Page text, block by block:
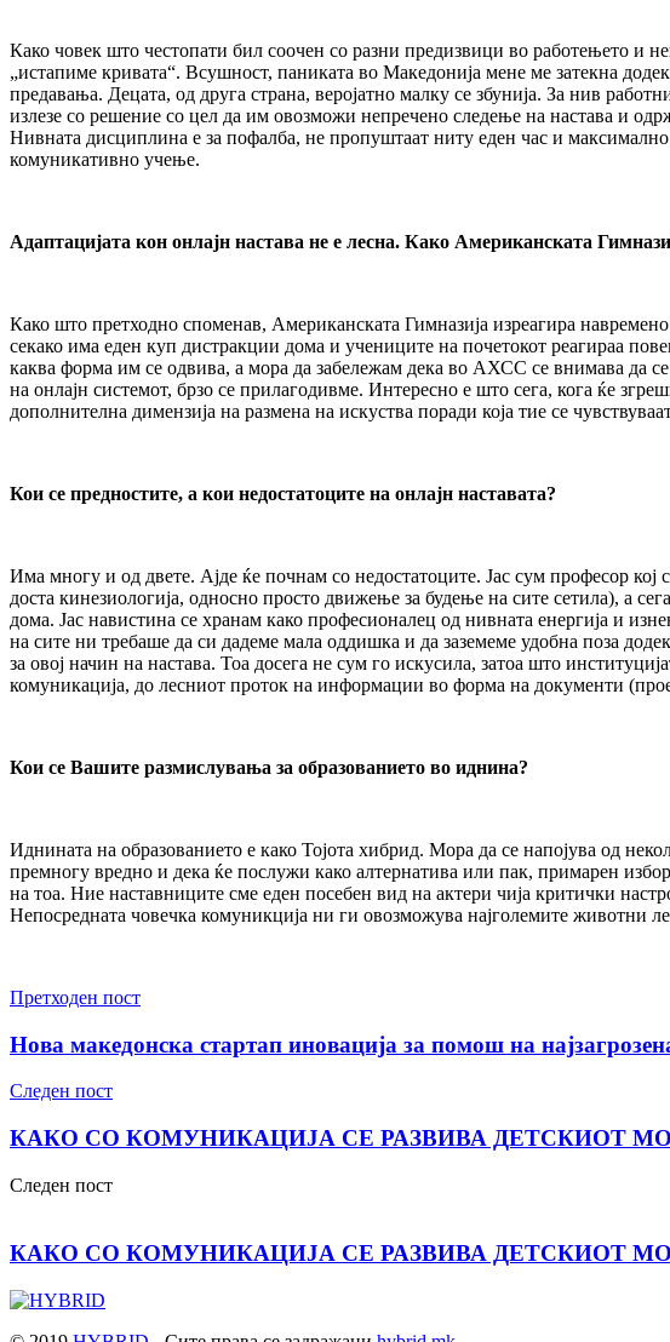
Како човек што честопати бил соочен со разни предизвици во работењето и
„истапиме кривата“. Всушност, паниката во Македонија мене ме затекна
предавања. Децата, од друга страна, веројатно малку се збунија. За нив
излезе со решение со цел да им овозможи непречено следење на настава и
Нивната дисциплина е за пофалба, не пропуштаат ниту еден час и максимално
комуникативно учење.
Адаптацијата кон онлајн настава не е лесна. Како Американската
Како што претходно споменав, Американската Гимназија изреагира
секако има еден куп дистракции дома и учениците на почетокот реагираа
каква форма им се одвива, а мора да забележам дека во АХСС се внимава да
на онлајн системот, брзо се прилагодивме. Интересно е што сега, кога ќе
дополнителна димензија на размена на искуства поради која тие се
Кои се предностите, а кои недостатоците на онлајн наставата?
Има многу и од двете. Ајде ќе почнам со недостатоците. Јас сум професор
доста кинезиологија, односно просто движење за будење на сите сетила), а
дома. Јас навистина се хранам како професионалец од нивната енергија и
на сите ни требаше да си дадеме мала оддишка и да заземеме удобна поза
за овој начин на настава. Тоа досега не сум го искусила, затоа што
комуникација, до лесниот проток на информации во форма на документи
Кои се Вашите размислувања за образованието во иднина?
Иднината на образованието е како Тојота хибрид. Мора да се напојува од
премногу вредно и дека ќе послужи како алтернатива или пак, примарен
на тоа. Ние наставниците сме еден посебен вид на актери чија критички
Непосредната човечка комуникција ни ги овозможува најголемите животни
Претходен пост
Нова македонска стартап иновација за помош на
Следен пост
КАКО СО КОМУНИКАЦИЈА СЕ РАЗВИВА ДЕТСКИОТ
Следен пост
КАКО СО КОМУНИКАЦИЈА СЕ РАЗВИВА ДЕТСКИОТ